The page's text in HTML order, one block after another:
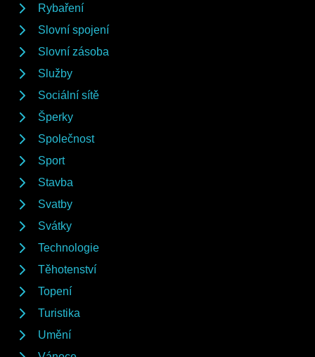
Rybaření
Slovní spojení
Slovní zásoba
Služby
Sociální sítě
Šperky
Společnost
Sport
Stavba
Svatby
Svátky
Technologie
Těhotenství
Topení
Turistika
Umění